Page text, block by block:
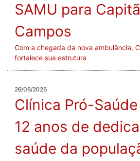
SAMU para
Campos
Com a chegada da nova ambulância,
fortalece sua estrutura
26/06/2026
Clínica Pró-
12 anos de
saúde da